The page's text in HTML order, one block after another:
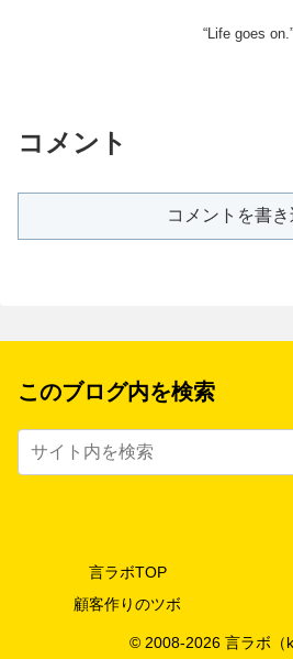
“Life goes on.”
コメント
コメントを書き
このブログ内を検索
言ラボTOP
顧客作りのツボ
© 2008-2026 言ラボ（